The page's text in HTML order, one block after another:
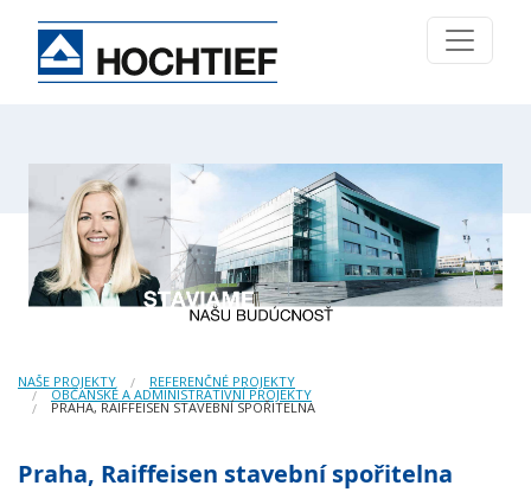
NAŠE PROJEKTY REFERENČNÉ PROJEKTY
OBČANSKÉ A ADMINISTRATIVNÍ PROJEKTY
PRAHA, RAIFFEISEN STAVEBNÍ SPOŘITELNA
Praha, Raiffeisen stavební spořitelna